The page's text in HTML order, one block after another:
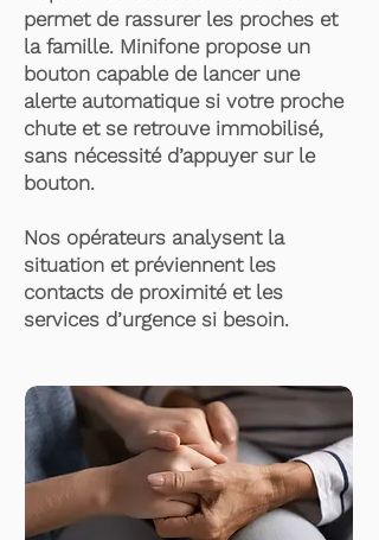
permet de rassurer les proches et
la famille. Minifone propose un
bouton capable de lancer une
alerte automatique si votre proche
chute et se retrouve immobilisé,
sans nécessité d’appuyer sur le
bouton.
Nos opérateurs analysent la
situation et préviennent les
contacts de proximité et les
services d’urgence si besoin.